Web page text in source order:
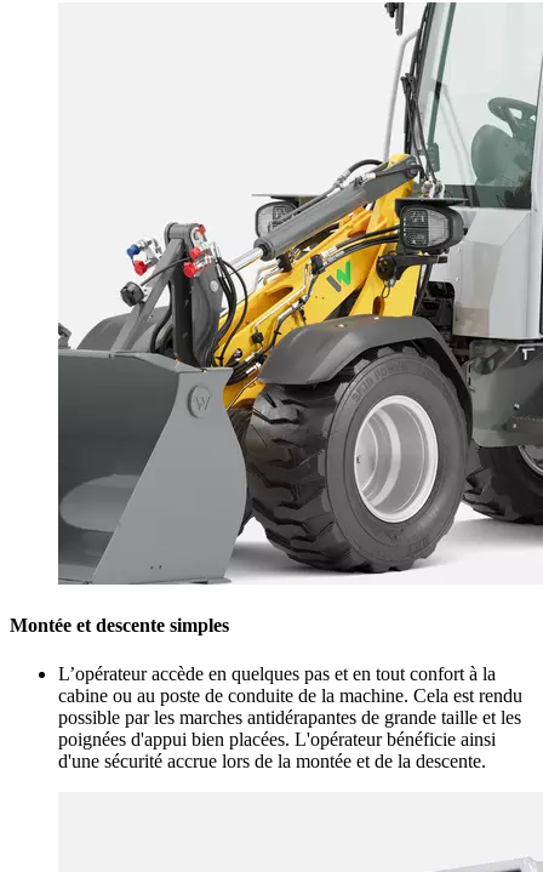
Montée et descente simples
L’opérateur accède en quelques pas et en tout confort à la
cabine ou au poste de conduite de la machine. Cela est rendu
possible par les marches antidérapantes de grande taille et les
poignées d'appui bien placées. L'opérateur bénéficie ainsi
d'une sécurité accrue lors de la montée et de la descente.